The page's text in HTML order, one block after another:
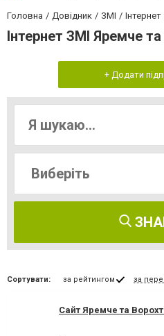
Головна Довідник ЗМІ Інтернет
Інтернет ЗМІ Яремче
+ Додати
Сортувати: за рейтингом за
Cайт Яремче та